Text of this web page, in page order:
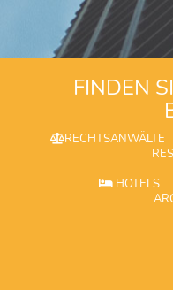
FINDEN
RECHTSANWÄLTE
HOTELS